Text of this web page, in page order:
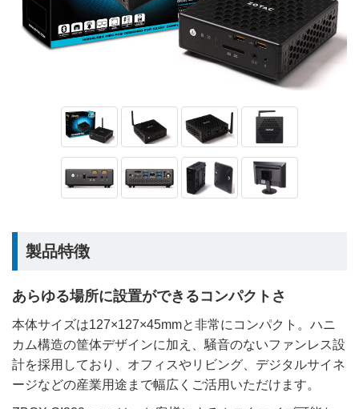
製品特徴
あらゆる場所に設置ができるコンパクトさ
本体サイズは127×127×45mmと非常にコンパクト。ハニ
カム構造の筐体デザインに加え、騒音のないファンレス設
計を採用しており、オフィスやリビング、デジタルサイネ
ージなどの産業用途まで幅広くご活用いただけます。